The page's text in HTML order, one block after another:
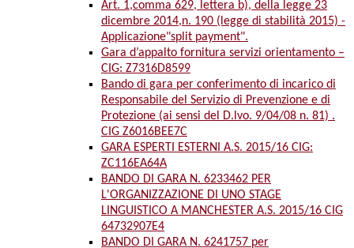
Art. 1,comma 629, lettera b), della legge 23
dicembre 2014,n. 190 (legge di stabilità 2015) -
Applicazione"split payment".
Gara d’appalto fornitura servizi orientamento –
CIG: Z7316D8599
Bando di gara per conferimento di incarico di
Responsabile del Servizio di Prevenzione e di
Protezione (ai sensi del D.lvo. 9/04/08 n. 81) .
CIG Z6016BEE7C
GARA ESPERTI ESTERNI A.S. 2015/16 CIG:
ZC116EA64A
BANDO DI GARA N. 6233462 PER
L'ORGANIZZAZIONE DI UNO STAGE
LINGUISTICO A MANCHESTER A.S. 2015/16 CIG
64732907E4
BANDO DI GARA N. 6241757 per